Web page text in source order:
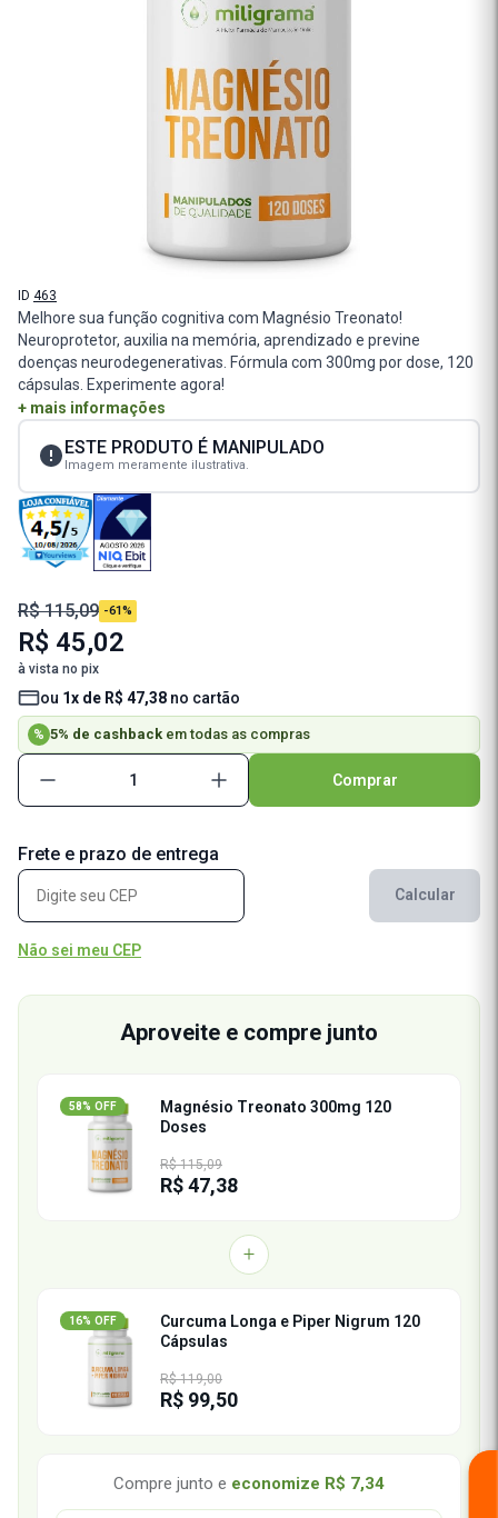
ID 463
Melhore sua função cognitiva com Magnésio Treonato!
Neuroprotetor, auxilia na memória, aprendizado e previne
doenças neurodegenerativas. Fórmula com 300mg por dose, 120
cápsulas. Experimente agora!
+ mais informações
ESTE PRODUTO É MANIPULADO
Imagem meramente ilustrativa.
R$ 115,09 -61%
R$ 45,02
à vista no pix
ou 1x de R$ 47,38 no cartão
% 5% de cashback em todas as compras
Comprar
Frete e prazo de entrega
Calcular
Não sei meu CEP
Aproveite e compre junto
58% OFF
Magnésio Treonato 300mg 120
Doses
R$ 115,09
R$ 47,38
16% OFF
Curcuma Longa e Piper Nigrum 120
Cápsulas
R$ 119,00
R$ 99,50
Compre junto e economize R$ 7,34